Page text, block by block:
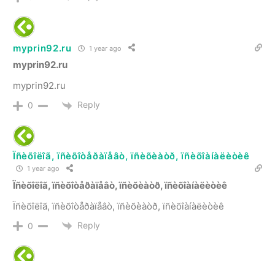
myprin92.ru 1 year ago
myprin92.ru
myprin92.ru
0 Reply
Ïñèõîëîã, ïñèõîòåðàïåâò, ïñèõèàòð, ïñèõîàíàëèòèê
1 year ago
Ïñèõîëîã, ïñèõîòåðàïåâò, ïñèõèàòð, ïñèõîàíàëèòèê
Ïñèõîëîã, ïñèõîòåðàïåâò, ïñèõèàòð, ïñèõîàíàëèòèê
0 Reply